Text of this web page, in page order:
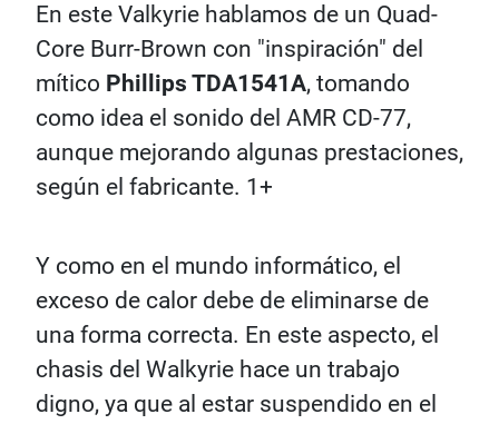
En este Valkyrie hablamos de un Quad-
Core Burr-Brown con "inspiración" del
mítico Phillips TDA1541A, tomando
como idea el sonido del AMR CD-77,
aunque mejorando algunas prestaciones,
según el fabricante. 1+
Y como en el mundo informático, el
exceso de calor debe de eliminarse de
una forma correcta. En este aspecto, el
chasis del Walkyrie hace un trabajo
digno, ya que al estar suspendido en el